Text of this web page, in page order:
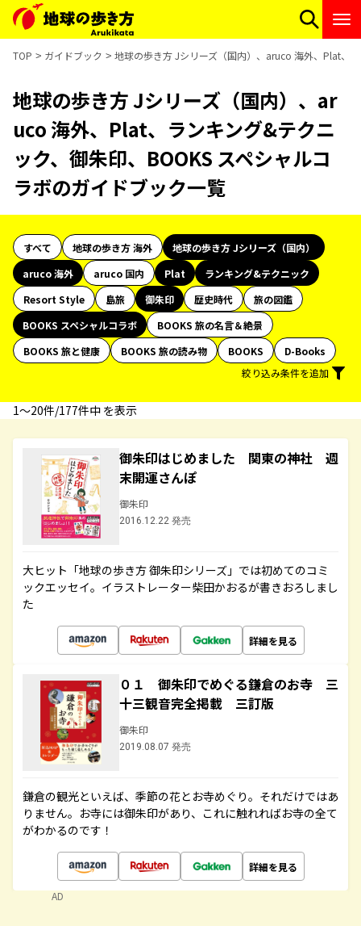
TOP ガイドブック 地球の歩き方 Jシリーズ（国内）、aruco 海外、Plat、
地球の歩き方 Jシリーズ（国内）、ar
uco 海外、Plat、ランキング&テクニ
ック、御朱印、BOOKS スペシャルコ
ラボのガイドブック一覧
すべて 地球の歩き方 海外
地球の歩き方 Jシリーズ（国内）
aruco 海外
aruco 国内 Plat
ランキング&テクニック
Resort Style
島旅 御朱印 歴史時代
旅の図鑑
BOOKS スペシャルコラボ
BOOKS 旅の名言＆絶景
BOOKS 旅と健康
BOOKS 旅の読み物 BOOKS
D-Books
絞り込み条件を追加
1〜20件/177件中 を表示
御朱印はじめました 関東の神社 週
末開運さんぽ
御朱印
2016.12.22 発売
大ヒット「地球の歩き方 御朱印シリーズ」では初めてのコミ
ックエッセイ。イラストレーター柴田かおるが書きおろしまし
た
詳細を見る
０１ 御朱印でめぐる鎌倉のお寺 三
十三観音完全掲載 三訂版
御朱印
2019.08.07 発売
鎌倉の観光といえば、季節の花とお寺めぐり。それだけではあ
りません。お寺には御朱印があり、これに触れればお寺の全て
がわかるのです！
詳細を見る
AD